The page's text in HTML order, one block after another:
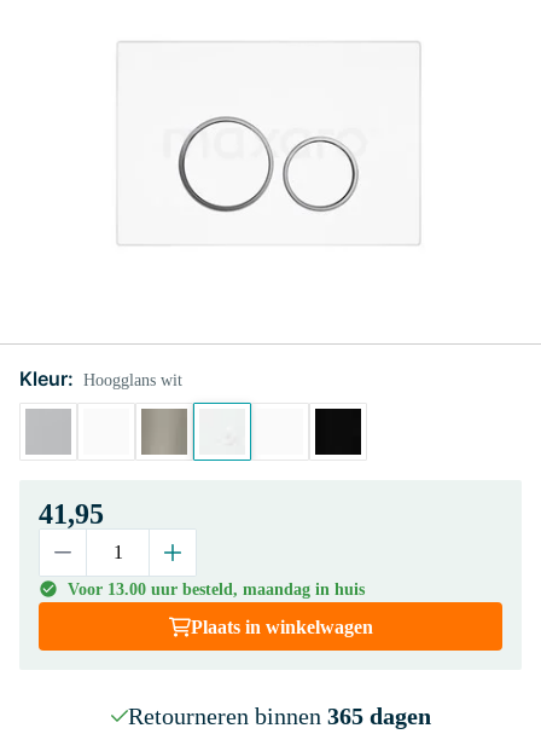
Kleur: Hoogglans wit
41,95
Voor 13.00 uur besteld, maandag in huis
Plaats in winkelwagen
Retourneren binnen 365 dagen